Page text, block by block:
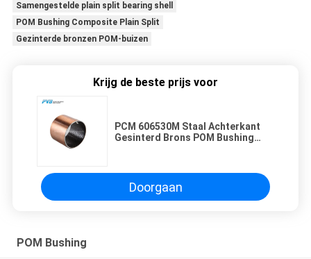
Samengestelde plain split bearing shell
POM Bushing Composite Plain Split
Gezinterde bronzen POM-buizen
Krijg de beste prijs voor
PCM 606530M Staal Achterkant
Gesinterd Brons POM Bushing
Doorgaan
POM Bushing